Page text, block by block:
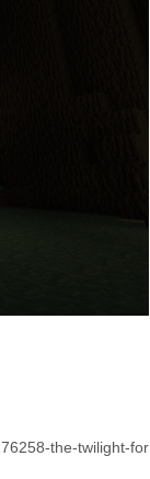
the-twilight-for